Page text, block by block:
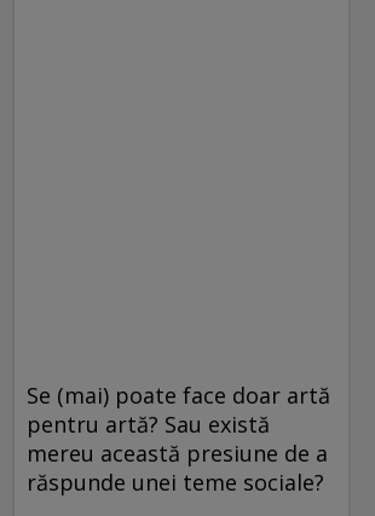
Se (mai) poate face doar artă
pentru artă? Sau există
mereu această presiune de a
răspunde unei teme sociale?